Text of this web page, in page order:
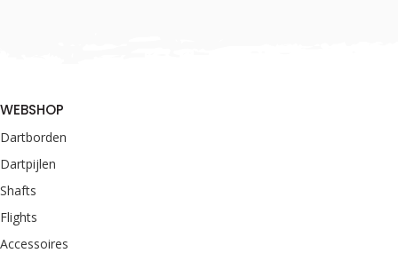
WEBSHOP
Dartborden
Dartpijlen
Shafts
Flights
Accessoires